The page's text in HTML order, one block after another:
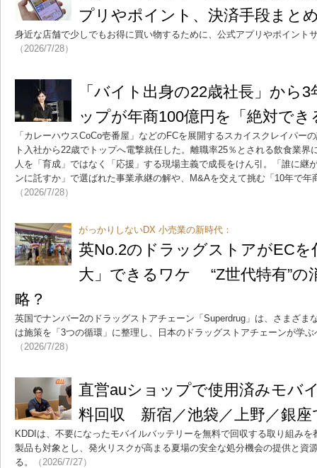
プリやポイント、決済手段まと
身近な店舗で少しでもお得に買い物するために、公式アプリやポイント
（2026/7/28）
「バイト出身の22歳社長」から
ップが年商100億円を「絶対で
「カレーハウスCoCo壱番屋」などのFCを展開するスカイスクレイパー
ト入社から22歳でトップへ電撃就任した。離職率25％とされる飲食業界
人を「育成」ではなく「応援」する現場主義で成長をけん引。「誰に継
ンに託すか」で選ばれた事業承継の解や、M&Aを交えて挑む「10年で年
（2026/7/28）
がっかりしないDX 小売業の新時代：
英No.2のドラッグストアがECを
大」できるワケ “Z世代特有”の
略？
英国でナンバー2のドラッグストアチェーン「Superdrug」は、さまざま
は施策を「3つの循環」に整理し、日本のドラッグストアチェーンが学
（2026/7/28）
直営auショップで使用済みモバ
料回収 新宿／池袋／上野／銀座
KDDIは、不要になったモバイルバッテリーを無料で回収する取り組み
製品も対象とし、発火リスクが高まる夏場の安全な処分機会の提供と資
る。
（2026/7/27）